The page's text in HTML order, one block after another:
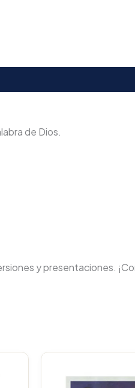
de Dios.
y presentaciones.